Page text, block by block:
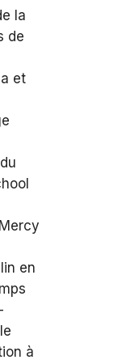
la
de
et
en
à